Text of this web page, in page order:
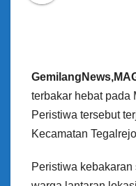
terbakar hebat pada
Peristiwa tersebut
Kecamatan
Peristiwa